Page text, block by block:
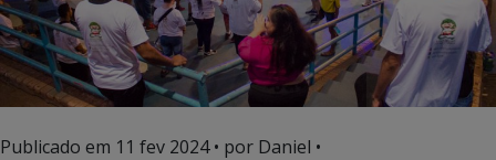
Publicado em 11 fev 2024• por Daniel •